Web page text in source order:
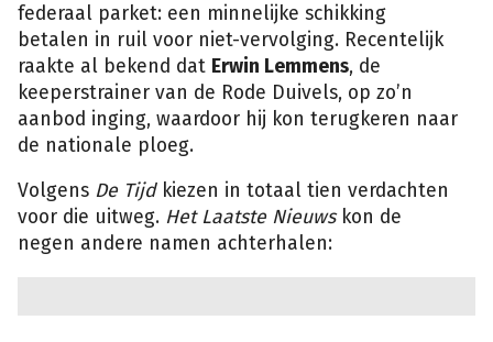
federaal parket: een minnelijke schikking
betalen in ruil voor niet-vervolging. Recentelijk
raakte al bekend dat Erwin Lemmens, de
keeperstrainer van de Rode Duivels, op zo’n
aanbod inging, waardoor hij kon terugkeren naar
de nationale ploeg.
Volgens De Tijdkiezen in totaal tien verdachten
voor die uitweg. Het Laatste Nieuwskon de
negen andere namen achterhalen: